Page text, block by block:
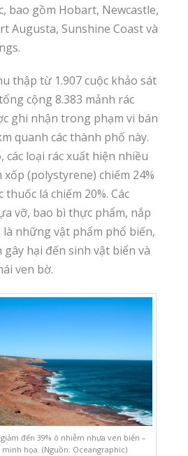
bao gồm Hobart, Newcastle,
Augusta, Sunshine Coast và
thập từ 1.907 cuộc khảo sát
cộng 8.383 mảnh rác
ghi nhận trong phạm vi bán
quanh các thành phố này.
các loại rác xuất hiện nhiều
(polystyrene) chiếm 24%
thuốc lá chiếm 20%. Các
vỡ, bao bì thực phẩm, nắp
là những vật phẩm phổ biến,
gây hại đến sinh vật biển và
ven bờ.
đến 39% ô nhiễm nhựa ven biển –
minh họa. (Nguồn: Oceangraphic)